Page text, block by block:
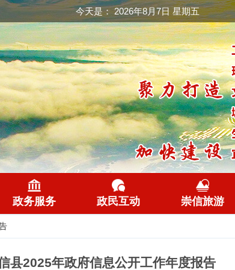
今天是：2026年8月7日 星期五
政务服务 政民互动 崇信旅游
县2025年政府信息公开工作年度报告